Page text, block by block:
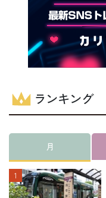
ランキング
月